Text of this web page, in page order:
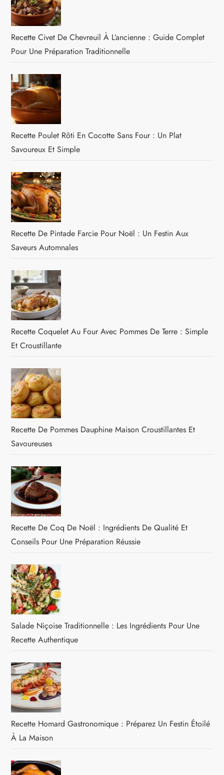
Recette Civet De Chevreuil À L’ancienne : Guide Complet
Pour Une Préparation Traditionnelle
Recette Poulet Rôti En Cocotte Sans Four : Un Plat
Savoureux Et Simple
Recette De Pintade Farcie Pour Noël : Un Festin Aux
Saveurs Automnales
Recette Coquelet Au Four Avec Pommes De Terre : Simple
Et Croustillante
Recette De Pommes Dauphine Maison Croustillantes Et
Savoureuses
Recette De Coq De Noël : Ingrédients De Qualité Et
Conseils Pour Une Préparation Réussie
Salade Niçoise Traditionnelle : Les Ingrédients Pour Une
Recette Authentique
Recette Homard Gastronomique : Préparez Un Festin Étoilé
À La Maison